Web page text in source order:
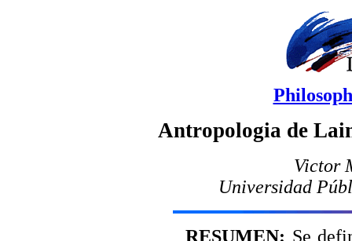
Antropologia de
Victor
Universidad
RESUMEN: Se